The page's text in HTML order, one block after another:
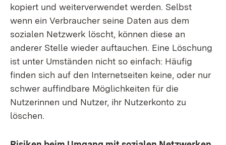
kopiert und weiterverwendet werden. Selbst
wenn ein Verbraucher seine Daten aus dem
sozialen Netzwerk löscht, können diese an
anderer Stelle wieder auftauchen. Eine Löschung
ist unter Umständen nicht so einfach: Häufig
finden sich auf den Internetseiten keine, oder nur
schwer auffindbare Möglichkeiten für die
Nutzerinnen und Nutzer, ihr Nutzerkonto zu
löschen.